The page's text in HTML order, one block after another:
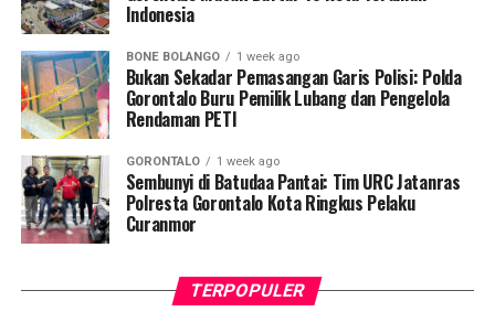
penularan, pengenalan gejala awal, pentingnya
hingga tuntas, serta pengikisan stigma negatif terhadap
penyintas TBC di lingkungan warga.
“Literasi kesehatan warga adalah fondasi utama dalam
memutus rantai penularan TBC. Kami berupaya
menyampaikan edukasi yang persuasif dan mudah
dipahami agar warga tidak ragu melakukan pemeriksaan
apabila mengalami gejala batuk berkepanjangan,”
Indonesia
BONE BOLANGO 1 week ago
Bukan Sekadar Pemasangan Garis Polisi: Polda
Gorontalo Buru Pemilik Lubang dan Pengelola
Rendaman PETI
GORONTALO 1 week ago
Sembunyi di Batudaa Pantai: Tim URC Jatanras
Polresta Gorontalo Kota Ringkus Pelaku
Curanmor
TERPOPULER